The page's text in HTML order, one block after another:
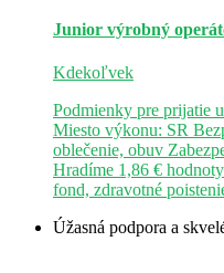
Junior výrobný
Kdekoľvek
Podmienky pre prijatie
Miesto výkonu: SR
oblečenie, obuv
Hradíme 1,86 €
fond, zdravotné
Úžasná podpora a